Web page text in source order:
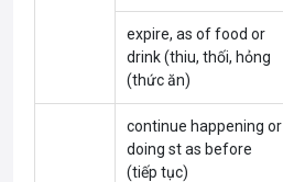
expire, as of food or
drink (thiu, thối, hỏng
(thức ăn)
continue happening or
doing st as before
(tiếp tục)